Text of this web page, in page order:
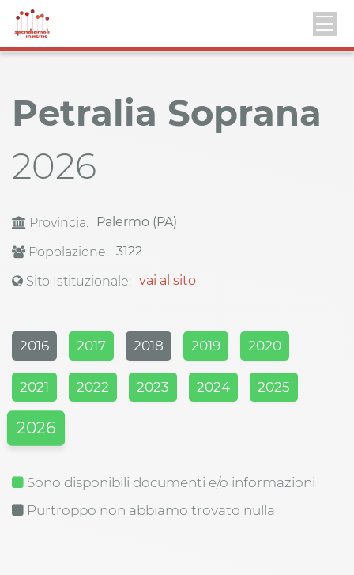
Petralia Soprana
2026
Provincia:
Palermo (PA)
Popolazione: 3122
Sito Istituzionale: vai al sito
2016 2017 2018 2019 2020
2021 2022 2023 2024 2025
2026
Sono disponibili documenti e/o informazioni
Purtroppo non abbiamo trovato nulla